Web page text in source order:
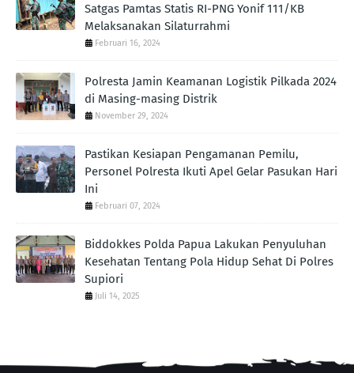
Satgas Pamtas Statis RI-PNG Yonif 111/KB
Melaksanakan Silaturrahmi
Februari 16, 2024
Polresta Jamin Keamanan Logistik Pilkada 2024
di Masing-masing Distrik
November 29, 2024
Pastikan Kesiapan Pengamanan Pemilu,
Personel Polresta Ikuti Apel Gelar Pasukan Hari
Ini
Februari 07, 2024
Biddokkes Polda Papua Lakukan Penyuluhan
Kesehatan Tentang Pola Hidup Sehat Di Polres
Supiori
Juli 14, 2025